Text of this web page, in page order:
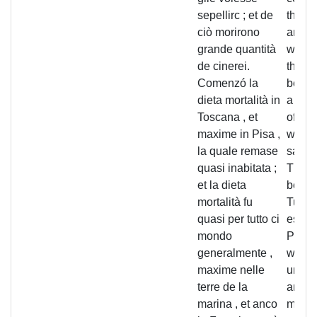
sepellirc ; et de
ciò morirono
grande quantità
de cinerei.
Comenzó la
dieta mortalità in
Toscana , et
maxime in Pisa ,
la quale remase
quasi inabitata ;
et la dieta
mortalità fu
quasi per tutto ci
mondo
generalmente ,
maxime nelle
terre de la
marina , et anco
the
them;
a
of
This
Pisa,
was
and